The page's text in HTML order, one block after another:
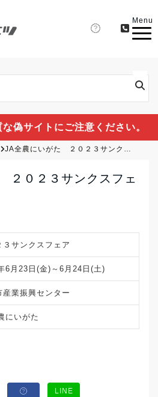
Menu
偽サイトにご注意ください。
JA全農にいがた ２０２３サンクスフェア
０２３サンクスフェ
３サンクスフェア
6月23日(金)～6月24日(土)
産業振興センター
にいがた
LINE